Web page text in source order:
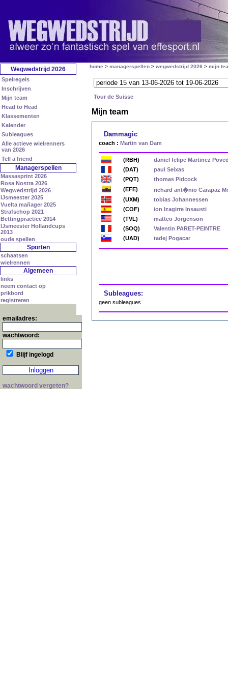
Wegwedstrijd 2026
Spelregels
Inschrijven
Mijn team
Head to Head
Klassementen
Kalender
Subleagues
Alle actieve wielrenners
van 2026
Tell a friend
Managerspellen
Massasprint 2026
Rosa Nostra 2026
Wegwedstrijd 2026
IJsmeester 2025
Vuelta mañager 2025
Strafschop 2021
Bettingpractice 2014
IJsmeester Hollandcups
2013
oude spellen
Sporten
schaatsen
wielrennen
Algemeen
links
neem contact op
prikbord
registreren
emailadres:
wachtwoord:
Blijf ingelogd
wachtwoord vergeten?
home > managerspellen > wegwedstrijd 2026 > mijn
Tour de Suisse
Mijn team
Dammagic
coach : Martin van Dam
(RBH)
daniel felipe Martinez
(DAT)
paul Seixas
(PQT)
thomas Pidcock
(EFE)
richard ant�nio Carapaz
(UXM)
tobias Johannessen
(COF)
ion Izagirre Insausti
(TVL)
matteo Jorgenson
(SOQ)
Valentin PARET-PEINTRE
(UAD)
tadej Pogacar
Subleagues:
geen subleagues